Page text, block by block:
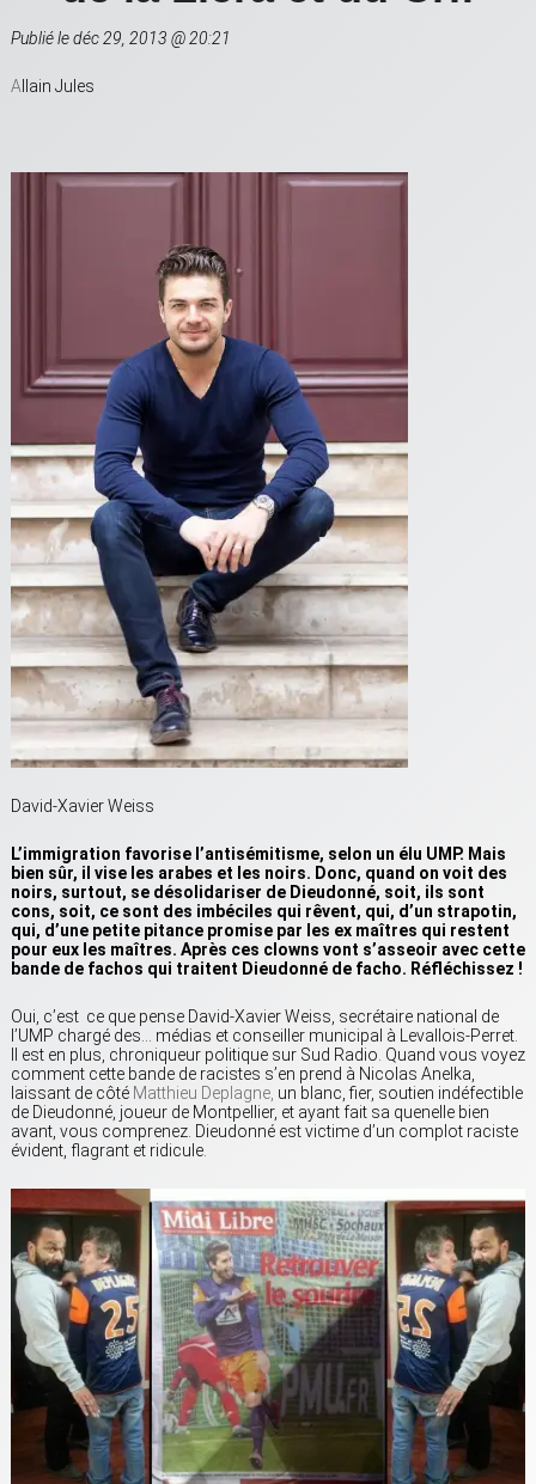
Publié le déc 29, 2013 @ 20:21
A llain Jules
David-Xavier Weiss
L’immigration favorise l’antisémitisme, selon un élu UMP. Mais
bien sûr, il vise les arabes et les noirs. Donc, quand on voit des
noirs, surtout, se désolidariser de Dieudonné, soit, ils sont
cons, soit, ce sont des imbéciles qui rêvent, qui, d’un strapotin,
qui, d’une petite pitance promise par les ex maîtres qui restent
pour eux les maîtres. Après ces clowns vont s’asseoir avec cette
bande de fachos qui traitent Dieudonné de facho. Réfléchissez !
Oui, c’est ce que pense David-Xavier Weiss, secrétaire national de
l’UMP chargé des… médias et conseiller municipal à Levallois-Perret.
Il est en plus, chroniqueur politique sur Sud Radio. Quand vous voyez
comment cette bande de racistes s’en prend à Nicolas Anelka,
laissant de côté Matthieu Deplagne, un blanc, fier, soutien indéfectible
de Dieudonné, joueur de Montpellier, et ayant fait sa quenelle bien
avant, vous comprenez. Dieudonné est victime d’un complot raciste
évident, flagrant et ridicule.